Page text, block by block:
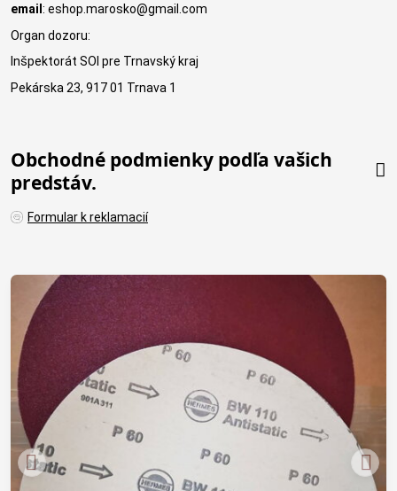
email : eshop.marosko@gmail.com
Organ dozoru:
Inšpektorát SOI pre Trnavský kraj
Pekárska 23, 917 01 Trnava 1
Obchodné podmienky podľa vašich
predstáv.
Formular k reklamacií